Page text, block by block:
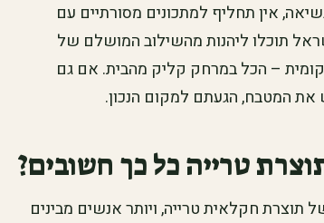
אין תחליף למתכונים מסורתיים עם
תוכלו ליהנות מהשילוב המושלם של
– הכל במרחק קליק מהבית. אם גם
המטבח, הגעתם למקום הנכון.
טרייה כל כך חשובים?
חקלאית טרייה, ויותר אנשים מבינים